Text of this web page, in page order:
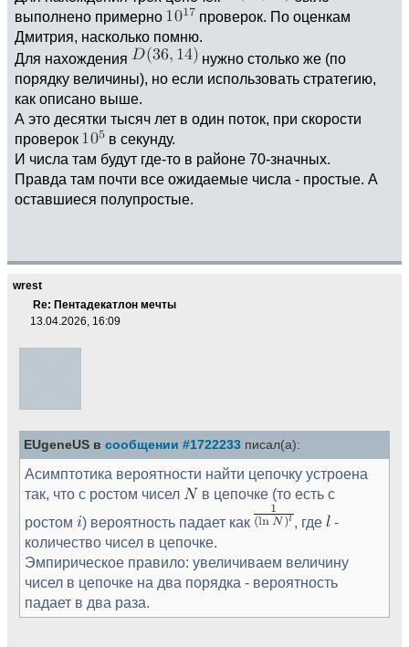
выполнено примерно
проверок. По оценкам
Дмитрия, насколько помню.
Для нахождения
нужно столько же (по
порядку величины), но если использовать стратегию,
как описано выше.
А это десятки тысяч лет в один поток, при скорости
проверок
в секунду.
И числа там будут где-то в районе 70-значных.
Правда там почти все ожидаемые числа - простые. А
оставшиеся полупростые.
wrest
Re: Пентадекатлон мечты
13.04.2026, 16:09
EUgeneUS в сообщении #1722233 писал(а):
Асимптотика вероятности найти цепочку устроена
так, что с ростом чисел
в цепочке (то есть с
ростом
) вероятность падает как , где
-
количество чисел в цепочке.
Эмпирическое правило: увеличиваем величину
чисел в цепочке на два порядка - вероятность
падает в два раза.